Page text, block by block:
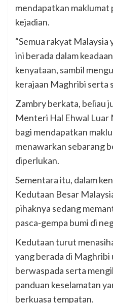
mendapatkan
kejadian.
“Semua rakyat
ini berada dalam
kenyataan, sambil
kerajaan Maghribi serta
Zambry berkata, beliau
Menteri Hal Ehwal
bagi mendapatkan
menawarkan sebarang
diperlukan.
Sementara itu, dalam
Kedutaan Besar
pihaknya sedang
pasca-gempa bumi di
Kedutaan turut
yang berada di Maghribi
berwaspada serta
panduan keselamatan
berkuasa tempatan.